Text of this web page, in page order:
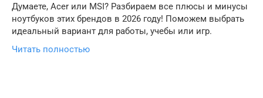
Думаете, Acer или MSI? Разбираем все плюсы и минусы
ноутбуков этих брендов в 2026 году! Поможем выбрать
идеальный вариант для работы, учебы или игр.
Читать полностью